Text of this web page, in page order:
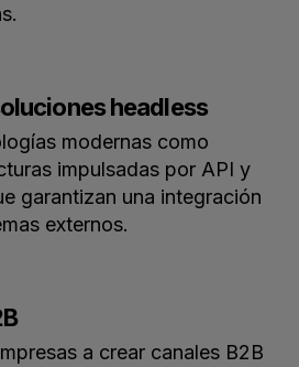
headless
modernas como
impulsadas por API y
garantizan una integración
externos.
a crear canales B2B